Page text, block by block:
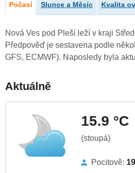
Počasí Slunce a Měsíc Kvalita
Nová Ves pod Pleší leží v kraji
Předpověď je sestavena podle
GFS, ECMWF). Naposledy byla
Aktuálně
15.9 °C
(stoupá)
Pocitově: